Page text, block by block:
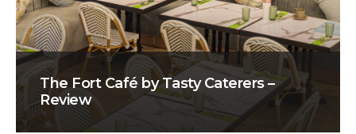
The Fort Café by Tasty Caterers –
Review